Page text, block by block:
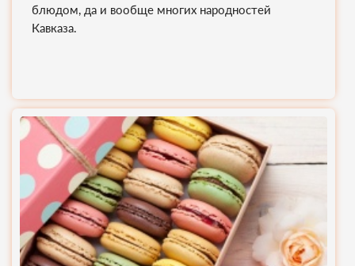
блюдом, да и вообще многих народностей
Кавказа.